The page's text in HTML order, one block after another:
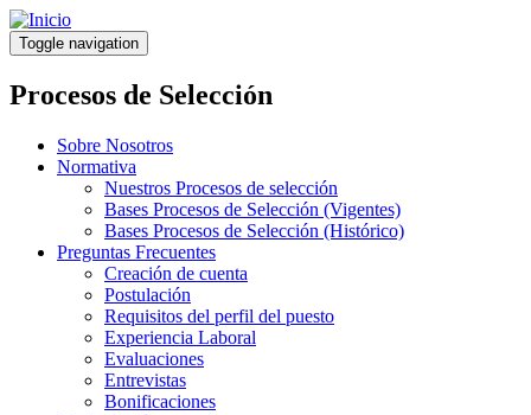
Pasar
al
contenido
principal
Toggle navigation
Procesos de Selección
Sobre Nosotros
Normativa
Nuestros Procesos de selección
Bases Procesos de Selección (Vigentes)
Bases Procesos de Selección (Histórico)
Preguntas Frecuentes
Creación de cuenta
Postulación
Requisitos del perfil del puesto
Experiencia Laboral
Evaluaciones
Entrevistas
Bonificaciones